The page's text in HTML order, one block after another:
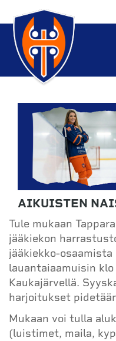
AIKUISTEN
Tule mukaan
jääkiekon
jääkiekko-
lauantaiaamuisin
Kaukajärvellä.
harjoitukset
Mukaan voi tulla
(luistimet, maila,